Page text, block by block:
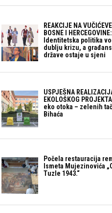
REAKCIJE NA
BOSNE I
Identitetska politika
dublju krizu, a
države ostaje u sjeni
USPJEŠNA
EKOLOŠKOG
eko otoka – zelenih
Bihaća
Počela restauracija
Ismeta Mujezinovića
Tuzle 1943.“